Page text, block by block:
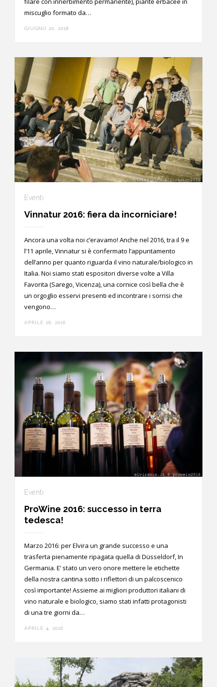
miscuglio formato da…
GIUGNO 20, 2018
Eventi
Vinnatur 2016: fiera da incorniciare!
Ancora una volta noi c’eravamo! Anche nel 2016, tra il 9 e
l’11 aprile, Vinnatur si è confermato l’appuntamento
dell’anno per quanto riguarda il vino naturale/biologico in
Italia. Noi siamo stati espositori diverse volte a Villa
Favorita (Sarego, Vicenza), una cornice così bella che è
un orgoglio esservi presenti ed incontrare i sorrisi che
vengono…
APRILE 26, 2016
Eventi
ProWine 2016: successo in terra
tedesca!
Marzo 2016: per Elvira un grande successo e una
trasferta pienamente ripagata quella di Düsseldorf, In
Germania. E’ stato un vero onore mettere le etichette
della nostra cantina sotto i riflettori di un palcoscenico
così importante! Assieme ai migliori produttori italiani di
vino naturale e biologico, siamo stati infatti protagonisti
di una tre giorni da…
APRILE 4, 2016